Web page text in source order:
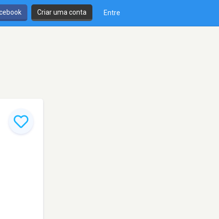
Criar uma conta Entre